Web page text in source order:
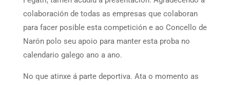
colaboración de todas as empresas que colaboran
para facer posible esta competición e ao Concello de
Narón polo seu apoio para manter esta proba no
calendario galego ano a ano.
No que atinxe á parte deportiva. Ata o momento as